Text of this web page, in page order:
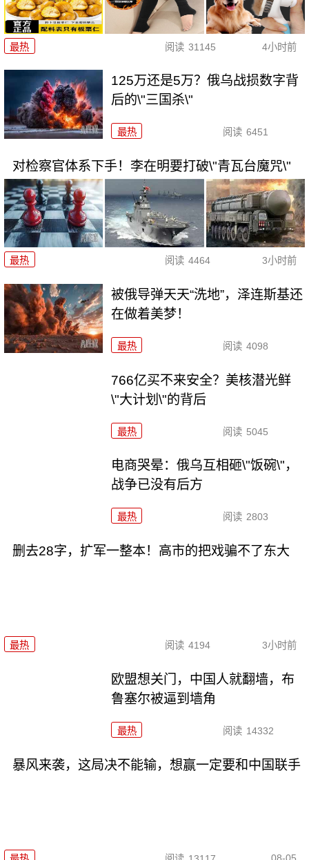
最热 阅读 31145 4小时前
125万还是5万？俄乌战损数字背
后的\"三国杀\"
最热 阅读 6451
对检察官体系下手！李在明要打破\"青瓦台魔咒\"
最热 阅读 4464 3小时前
被俄导弹天天“洗地”，泽连斯基还
在做着美梦！
最热 阅读 4098
766亿买不来安全？美核潜光鲜
\"大计划\"的背后
最热 阅读 5045
电商哭晕：俄乌互相砸\"饭碗\"，
战争已没有后方
最热 阅读 2803
删去28字，扩军一整本！高市的把戏骗不了东大
最热 阅读 4194 3小时前
欧盟想关门，中国人就翻墙，布
鲁塞尔被逼到墙角
最热 阅读 14332
暴风来袭，这局决不能输，想赢一定要和中国联手
08-05